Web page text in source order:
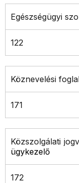
Egészségügyi
122
Köznevelési
171
Közszolgálati
ügykezelő
172